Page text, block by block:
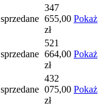
sprzedane
347
655,00
zł
Pokaż
sprzedane
521
664,00
zł
Pokaż
sprzedane
432
075,00
zł
Pokaż